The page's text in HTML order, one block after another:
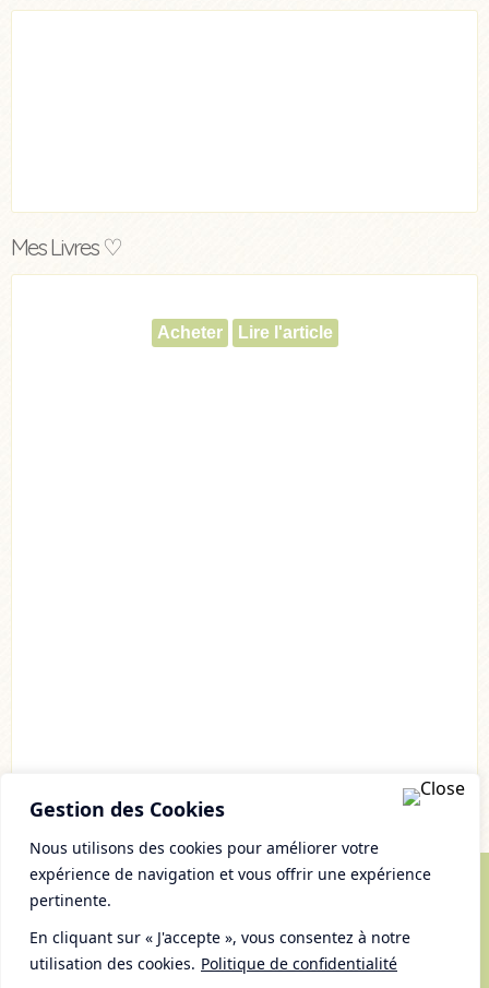
Gestion des Cookies
Nous utilisons des cookies pour améliorer votre
expérience de navigation et vous offrir une expérience
pertinente.
En cliquant sur « J'accepte », vous consentez à notre
utilisation des cookies. Politique de confidentialité
Mes Livres ♡
Acheter Lire l'article
Tous droits réservés
Mentions Légales et gestion des cookies
Plan du Site